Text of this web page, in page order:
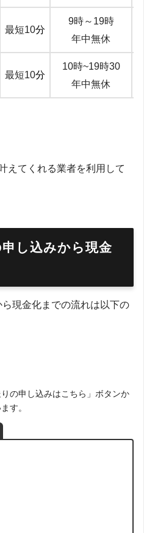
最短10分
9時～19時
年中無休
最短10分
10時~19時30
年中無休
えてくれる業者を利用して
し込みから現金
現金化までの流れは以下の
の申し込みはこちら」ボタンか
す。